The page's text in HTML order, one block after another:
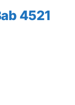
4521